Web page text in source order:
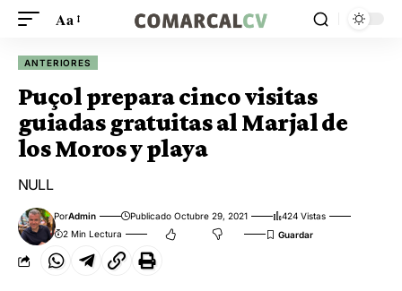
Aa
ANTERIORES
Puçol prepara cinco visitas
guiadas gratuitas al Marjal de
los Moros y playa
NULL
PorAdmin Publicado Octubre 29, 2021
424 Vistas
2 Min Lectura